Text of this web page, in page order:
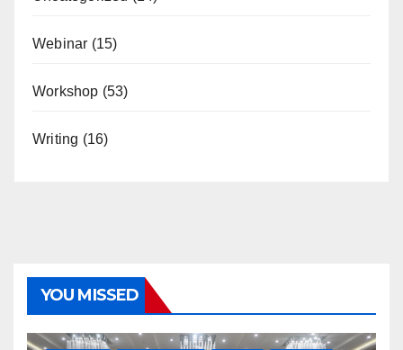
Webinar (15)
Workshop (53)
Writing (16)
YOU MISSED